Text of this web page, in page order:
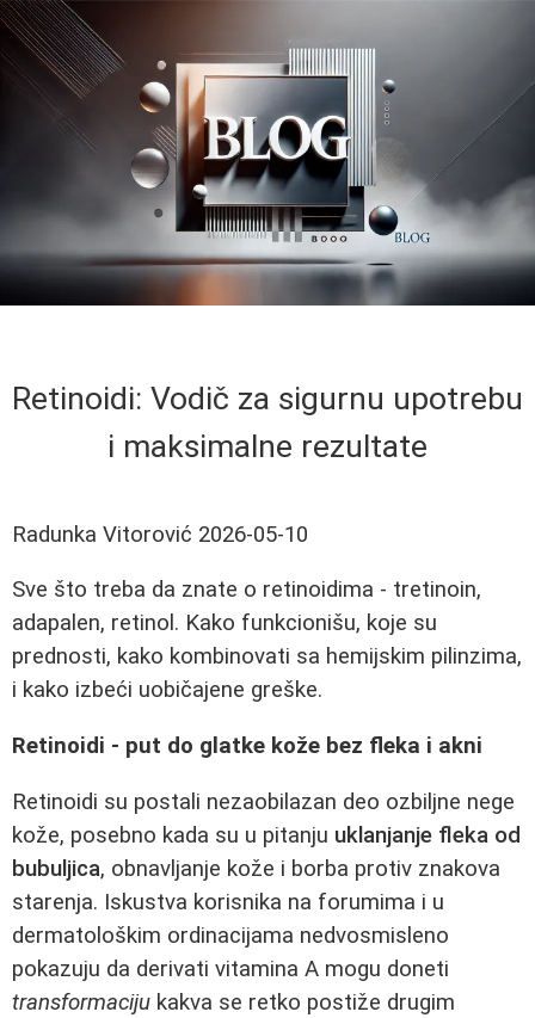
Retinoidi: Vodič za sigurnu upotrebu
i maksimalne rezultate
Radunka Vitorović 2026-05-10
Sve što treba da znate o retinoidima - tretinoin,
adapalen, retinol. Kako funkcionišu, koje su
prednosti, kako kombinovati sa hemijskim pilinzima,
i kako izbeći uobičajene greške.
Retinoidi - put do glatke kože bez fleka i akni
Retinoidi su postali nezaobilazan deo ozbiljne nege
kože, posebno kada su u pitanju uklanjanje fleka od
bubuljica, obnavljanje kože i borba protiv znakova
starenja. Iskustva korisnika na forumima i u
dermatološkim ordinacijama nedvosmisleno
pokazuju da derivati vitamina A mogu doneti
transformaciju kakva se retko postiže drugim